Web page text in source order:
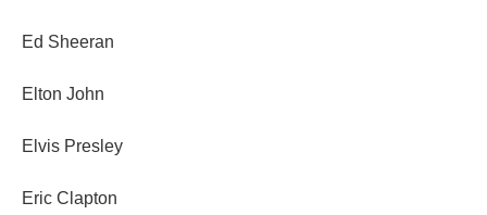
Ed Sheeran
Elton John
Elvis Presley
Eric Clapton